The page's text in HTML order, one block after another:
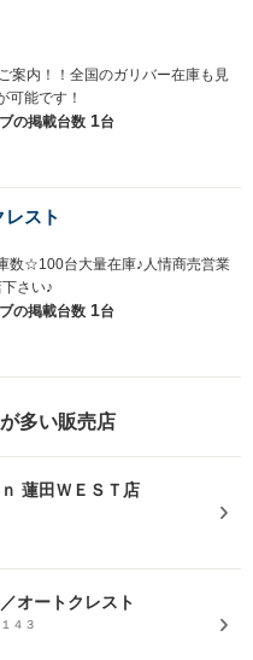
案内！！全国のガリバー在庫も見
可能です！
の掲載台数 1台
スト
数☆100台大量在庫♪人情商売営業
さい♪
の掲載台数 1台
多い販売店
蓮田ＷＥＳＴ店
オートクレスト
４３